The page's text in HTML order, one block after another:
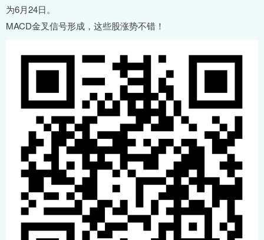
为6月24日。
MACD金叉信号形成，这些股涨势不错！